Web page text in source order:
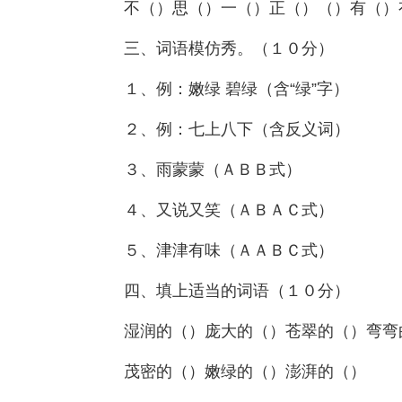
不（）思（）一（）正（）（）有（）
三、词语模仿秀。（１０分）
１、例：嫩绿 碧绿（含“绿”字）
２、例：七上八下（含反义词）
３、雨蒙蒙（ＡＢＢ式）
４、又说又笑（ＡＢＡＣ式）
５、津津有味（ＡＡＢＣ式）
四、填上适当的词语（１０分）
湿润的（）庞大的（）苍翠的（）弯弯
茂密的（）嫩绿的（）澎湃的（）